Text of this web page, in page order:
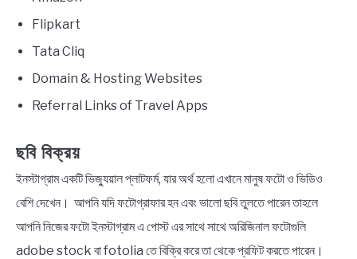
Flipkart
Tata Cliq
Domain & Hosting Websites
Referral Links of Travel Apps
ছবি বিক্রয়
ইনস্টাগ্রাম একটি ভিজ্যুয়াল প্লাটফর্ম, যার অর্থ হলো এখানে মানুষ ফটো ও ভিডিও
বেশি দেখেন। আপনি যদি ফটোগ্রাফার হন এবং ভালো ছবি তুলতে পারেন তাহলে
আপনি নিজের ফটো ইনস্টাগ্রাম এ পোস্ট এর সাথে সাথে অরিজিনাল ফটোগুলি
adobe stock বা fotolia তে বিক্রি করে তা থেকে প্রফিট করতে পারেন।